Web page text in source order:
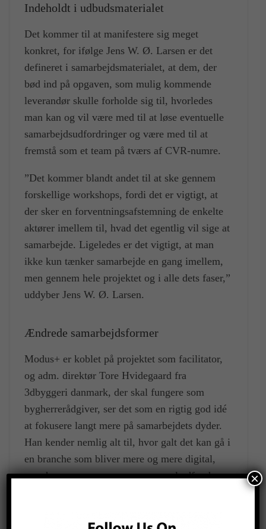
Indeholdt i udbudsmaterialet
Det kommer til at manifestere sig meget
konkret, for ifølge Jens W. Ø. Larsen er det
defineret i samarbejdsmaterialet, at dem, der
bød ind på opgaven, som mulig kommende
leverandør skulle forholde sig til, hvorledes
man kan og vil være med til at løse eventuelle
samarbejdsudfordringer og være med til at
fremstå som et team på tværs af CVR-numre.
”Det kommer blandt andet til at ske gennem
forskellige workshops, fordi det er vigtigt, at
der sker en forventningsafstemning de enkelte
aktører imellem til, hvad det egentlig vil sige at
samarbejde. Ligeledes er det vigtigt, at man
ikke kun tænker samarbejde en gang imellem,
men gennem hele projektet og i alle dets faser,”
uddyber Jens W. Ø. Larsen.
Ændrede samarbejdsformer
Modus+ er koblet på projektet som facilitator,
og adm. direktør Tore Hvidegaard fra
3dbyggeri danmark, der skal fungere som
bygherrerådgiver, ser det som en rigtig god idé
at fokusere langt mere på samarbejdets dyder.
Han kender nemlig alt til, hvor galt det kan gå i
en branche som bliver mere og mere digital,
men hvor nye processer og gammel adfærd
”Digitalisering er ikke en mirakelkur og kræver
×